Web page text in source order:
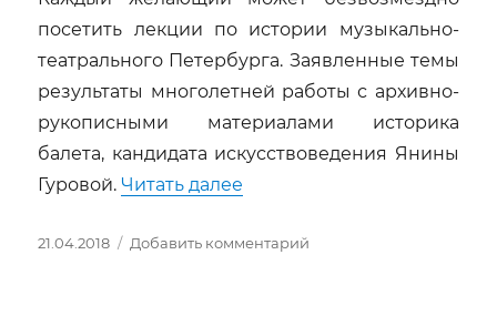
посетить лекции по истории музыкально-
театрального Петербурга. Заявленные темы
результаты многолетней работы с архивно-
рукописными материалами историка
балета, кандидата искусствоведения Янины
Гуровой. Читать далее
Опубликовано
21.04.2018 Добавить комментарий